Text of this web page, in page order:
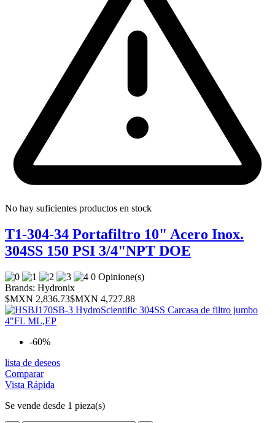
No hay suficientes productos en stock
T1-304-34 Portafiltro 10" Acero Inox.
304SS 150 PSI 3/4"NPT DOE
0 Opinione(s)
Brands: Hydronix
$MXN 2,836.73$MXN 4,727.88
-60%
lista de deseos
Comparar
Vista Rápida
Se vende desde 1 pieza(s)